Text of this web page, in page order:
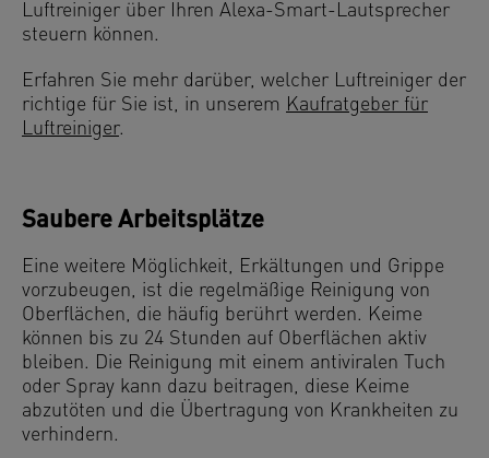
Luftreiniger über Ihren Alexa-Smart-Lautsprecher
steuern können.
Erfahren Sie mehr darüber, welcher Luftreiniger der
richtige für Sie ist, in unserem Kaufratgeber für
Luftreiniger.
Saubere Arbeitsplätze
Eine weitere Möglichkeit, Erkältungen und Grippe
vorzubeugen, ist die regelmäßige Reinigung von
Oberflächen, die häufig berührt werden. Keime
können bis zu 24 Stunden auf Oberflächen aktiv
bleiben. Die Reinigung mit einem antiviralen Tuch
oder Spray kann dazu beitragen, diese Keime
abzutöten und die Übertragung von Krankheiten zu
verhindern.